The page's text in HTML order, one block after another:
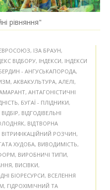
рівняння"
, ІЗА БРАУН,
ВІДБОРУ, ІНДЕКСИ, ІНДЕКСИ
- АНГУСЬКАПОРОДА,
, АКВАКУЛЬТУРА, АЛЕЛІ,
, АНТАГОНІСТИЧНІ
, БУГАЇ - ПЛІДНИКИ,
ВІДБІР, ВІДГОДІВЕЛЬНІ
, ВІДТВОРНА
ВІТРИФІКАЦІЙНИЙ РОЗЧИН,
ХУДОБА, ВИВОДИМІСТЬ,
, ВИРОБНИЧІ ТИПИ,
, ВИСІВКИ,
БІОРЕСУРСИ, ВСЕЛЕННЯ
, ГІДРОХІМІЧНИЙ ТА